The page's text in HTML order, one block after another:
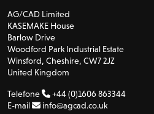
AG/CAD Limited
KASEMAKE House
Barlow Drive
Woodford Park Industrial Estate
Winsford, Cheshire, CW7 2JZ
United Kingdom
Telefone
+44 (0)1606 863344
E-mail
info@agcad.co.uk